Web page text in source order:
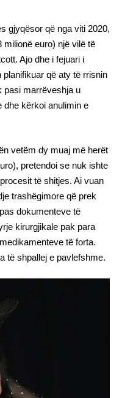
gjyqësor që nga viti 2020,
milionë euro) një vilë të
Ajo dhe i fejuari i
që aty të rrisnin
pasi marrëveshja u
dhe kërkoi anulimin e
vetëm dy muaj më herët
pretendoi se nuk ishte
të shitjes. Ai vuan
trashëgimore që prek
dokumenteve të
kirurgjikale pak para
të forta.
të shpallej e pavlefshme.